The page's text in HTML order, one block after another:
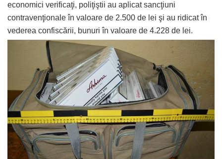
economici verificaţi, poliţiştii au aplicat sancţiuni
contravenţionale în valoare de 2.500 de lei şi au ridicat în
vederea confiscării, bunuri în valoare de 4.228 de lei.